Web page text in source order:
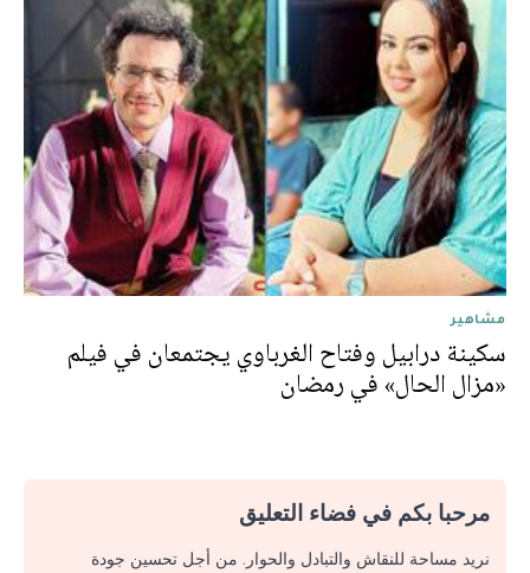
مشاهير
سكينة درابيل وفتاح الغرباوي يجتمعان في فيلم
«مزال الحال» في رمضان
مرحبا بكم في فضاء التعليق
نريد مساحة للنقاش والتبادل والحوار. من أجل تحسين جودة